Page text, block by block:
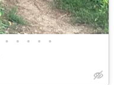
• • • • •